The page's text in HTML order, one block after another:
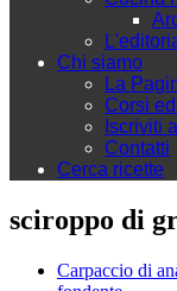
Chi siamo
La
Corsi
Iscriviti
Contatti
Cerca ricette
sciroppo di
Carpaccio di